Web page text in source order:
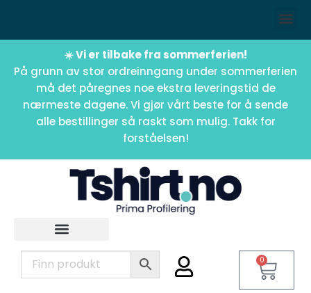
☀️ Vi er tilbake fra sommerferien!
På grunn av stor ordreinngang under sommerferien
må det påregnes noe ekstra leveringstid de
nærmeste dagene. Vi gjør vårt beste for å sende
alle bestillinger så raskt som mulig. Takk for
forståelsen!
0